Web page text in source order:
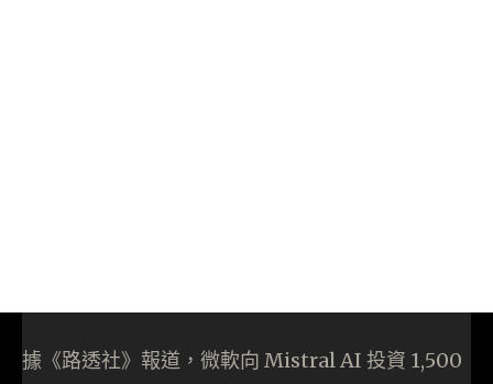
據《路透社》報道，微軟向 Mistral AI 投資 1,500